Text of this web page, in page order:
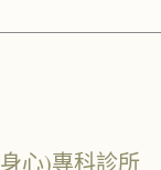
心)專科診所